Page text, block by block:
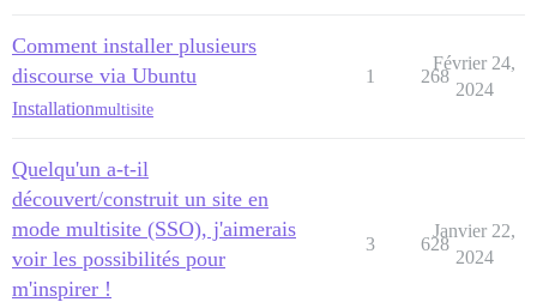
Comment installer plusieurs
discourse via Ubuntu
Installationmultisite
1 268
Février 24,
2024
Quelqu'un a-t-il
découvert/construit un site en
mode multisite (SSO), j'aimerais
voir les possibilités pour
m'inspirer !
3 628
Janvier 22,
2024